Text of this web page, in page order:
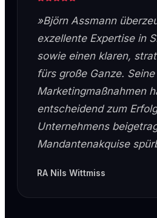
»Björn Assmann
exzellente Expertise in
sowie einen klaren,
fürs große Ganze. Seine
Marketingmaßnahmen
entscheidend zum
Unternehmens
Mandantenakquise
RA Nils Wittmiss